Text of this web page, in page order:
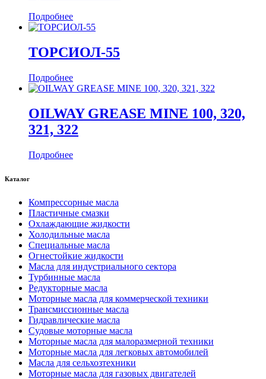
Подробнее
ТОРСИОЛ-55
Подробнее
OILWAY GREASE MINE 100, 320,
321, 322
Подробнее
Каталог
Компрессорные масла
Пластичные смазки
Охлаждающие жидкости
Холодильные масла
Специальные масла
Огнестойкие жидкости
Масла для индустриального сектора
Турбинные масла
Редукторные масла
Моторные масла для коммерческой техники
Трансмиссионные масла
Гидравлические масла
Судовые моторные масла
Моторные масла для малоразмерной техники
Моторные масла для легковых автомобилей
Масла для сельхозтехники
Моторные масла для газовых двигателей